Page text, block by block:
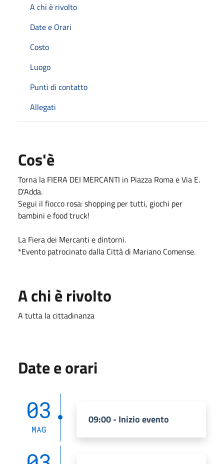
A chi è rivolto
Date e Orari
Costo
Luogo
Punti di contatto
Allegati
Cos'è
Torna la FIERA DEI MERCANTI in Piazza Roma e Via E.
D'Adda.
Segui il fiocco rosa: shopping per tutti, giochi per
bambini e food truck!
La Fiera dei Mercanti e dintorni.
*Evento patrocinato dalla Città di Mariano Comense.
A chi è rivolto
A tutta la cittadinanza
Date e orari
03
MAG
09:00 - Inizio evento